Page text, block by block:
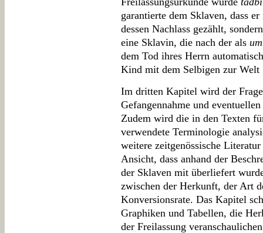
garantierte dem Sklaven, dass
dessen Nachlass gezählt,
eine Sklavin, die nach der als
dem Tod ihres Herrn
Kind mit dem Selbigen zur Welt
Im dritten Kapitel wird der
Gefangennahme und
Zudem wird die in den Texten
verwendete Terminologie
weitere zeitgenössische
Ansicht, dass anhand der
der Sklaven mit überliefert
zwischen der Herkunft, der Art
Konversionsrate. Das Kapitel
Graphiken und Tabellen, die
der Freilassung